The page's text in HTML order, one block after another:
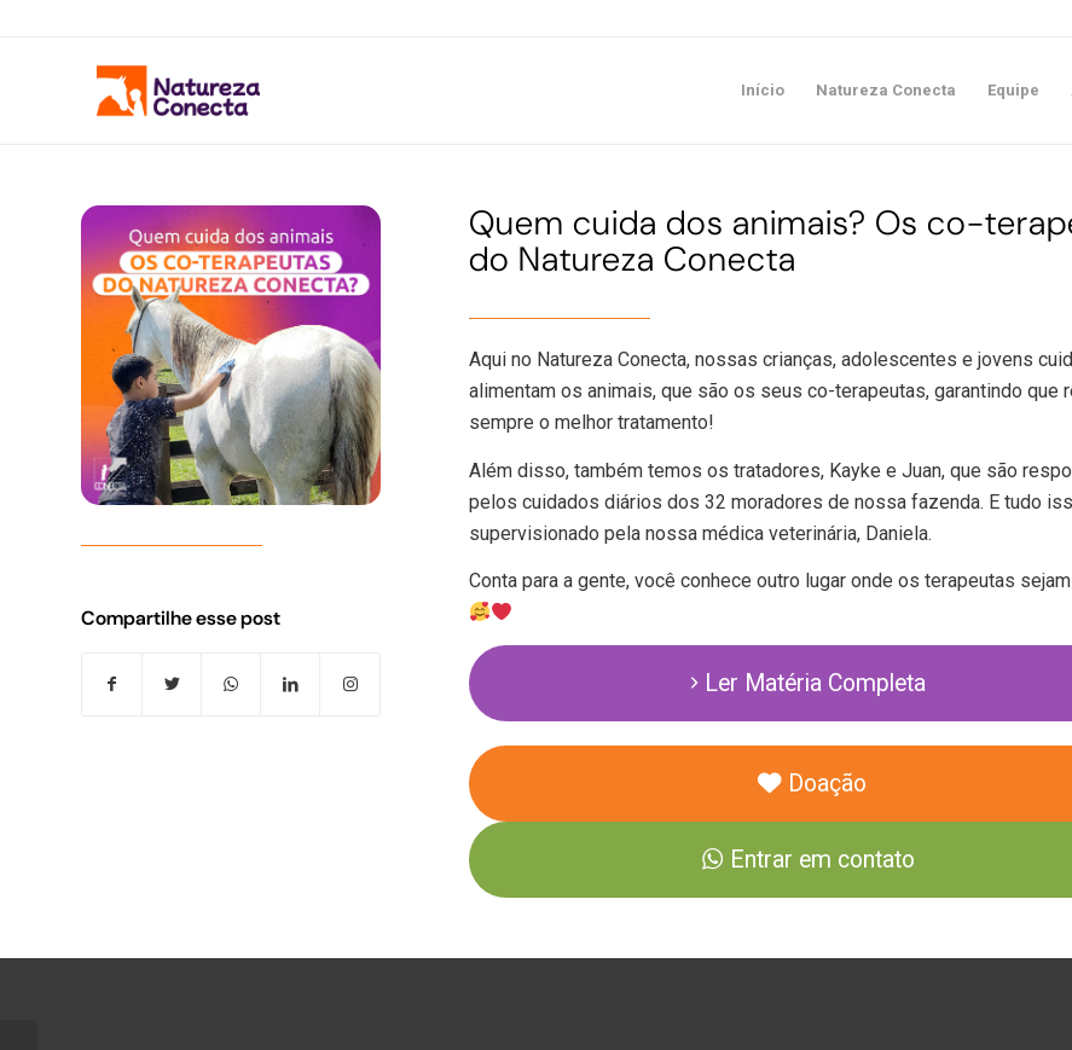
Início Natureza Conecta Equipe
Compartilhe esse post
Quem cuida dos animais? Os co-
do Natureza Conecta
Aqui no Natureza Conecta, nossas crianças, adolescentes e jovens
alimentam os animais, que são os seus co-terapeutas, garantindo que
sempre o melhor tratamento!
Além disso, também temos os tratadores, Kayke e Juan, que são
pelos cuidados diários dos 32 moradores de nossa fazenda. E tudo
supervisionado pela nossa médica veterinária, Daniela.
Conta para a gente, você conhece outro lugar onde os terapeutas
Ler Matéria Completa
Doação
Entrar em contato